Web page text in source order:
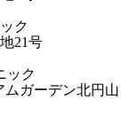
ク
21号
ック
ムガーデン北円山